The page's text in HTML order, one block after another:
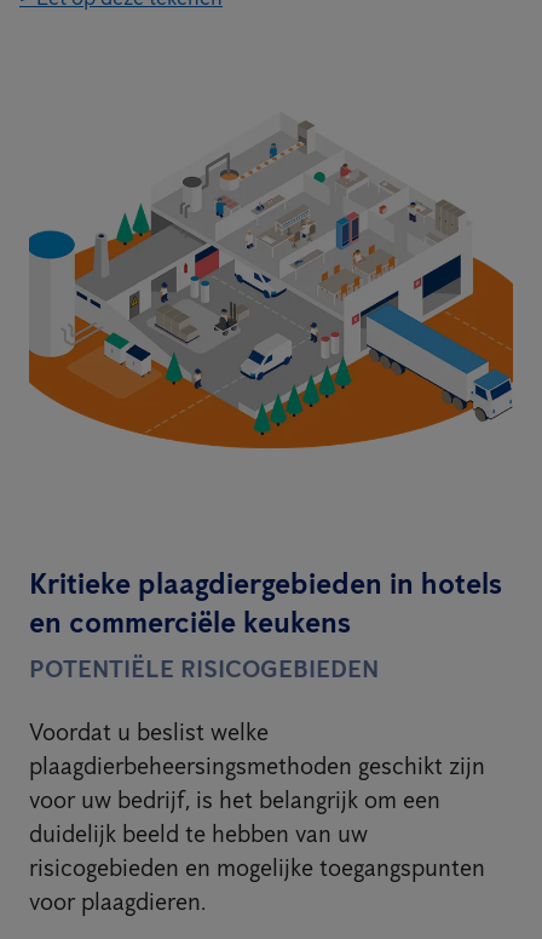
Kritieke plaagdiergebieden in hotels
en commerciële keukens
POTENTIËLE RISICOGEBIEDEN
Voordat u beslist welke
plaagdierbeheersingsmethoden geschikt zijn
voor uw bedrijf, is het belangrijk om een
duidelijk beeld te hebben van uw
risicogebieden en mogelijke toegangspunten
voor plaagdieren.